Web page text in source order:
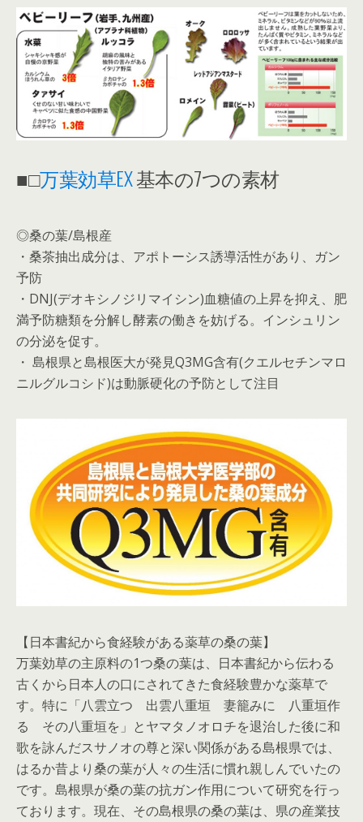
■□万葉効草EX基本の7つの素材
◎桑の葉/島根産
・桑茶抽出成分は、アポトーシス誘導活性があり、ガン
予防
・DNJ(デオキシノジリマイシン)血糖値の上昇を抑え、肥
満予防糖類を分解し酵素の働きを妨げる。インシュリン
の分泌を促す。
・ 島根県と島根医大が発見Q3MG含有(クエルセチンマロ
ニルグルコシド)は動脈硬化の予防として注目
【日本書紀から食経験がある薬草の桑の葉】
万葉効草の主原料の1つ桑の葉は、日本書紀から伝わる
古くから日本人の口にされてきた食経験豊かな薬草で
す。特に「八雲立つ 出雲八重垣 妻籠みに 八重垣作
る その八重垣を」とヤマタノオロチを退治した後に和
歌を詠んだスサノオの尊と深い関係がある島根県では、
はるか昔より桑の葉が人々の生活に慣れ親しんでいたの
です。島根県が桑の葉の抗ガン作用について研究を行っ
ております。現在、その島根県の桑の葉は、県の産業技